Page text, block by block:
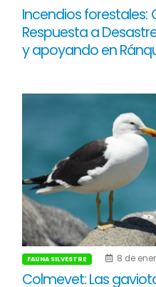
Incendios forestales:
Respuesta a
y apoyando en
FAUNA SILVESTRE 8 de
Colmevet: Las